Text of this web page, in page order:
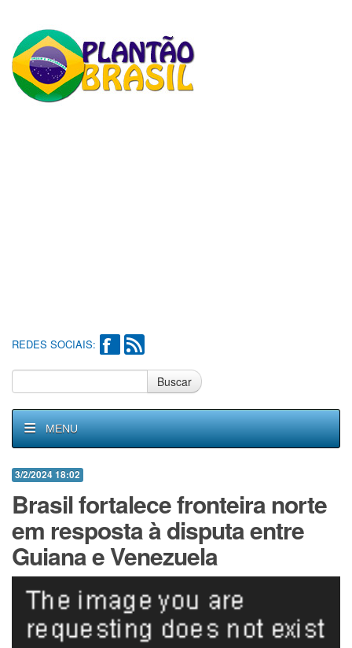
REDES SOCIAIS:
Buscar
MENU
3/2/2024 18:02
Brasil fortalece fronteira norte
em resposta à disputa entre
Guiana e Venezuela